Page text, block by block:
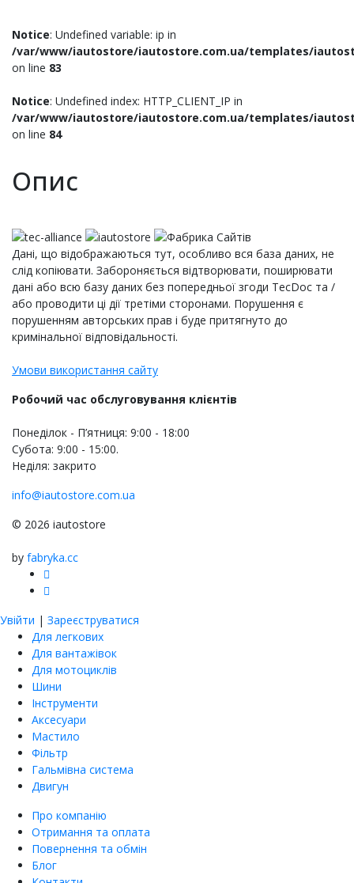
Notice: Undefined variable: ip in
/var/www/iautostore/iautostore.com.ua/templates/
on line 83
Notice: Undefined index: HTTP_CLIENT_IP in
/var/www/iautostore/iautostore.com.ua/templates/
on line 84
Опис
Дані, що відображаються тут, особливо вся база даних, не
слід копіювати. Забороняється відтворювати, поширювати
дані або всю базу даних без попередньої згоди TecDoc та /
або проводити ці дії третіми сторонами. Порушення є
порушенням авторських прав і буде притягнуто до
кримінальної відповідальності.
Умови використання сайту
Робочий час обслуговування клієнтів
Понеділок - П’ятниця: 9:00 - 18:00
Субота: 9:00 - 15:00.
Неділя: закрито
info@iautostore.com.ua
© 2026 iautostore
by fabryka.cc
Увійти | Зареєструватися
Для легкових
Для вантажівок
Для мотоциклів
Шини
Інструменти
Аксесуари
Мастило
Фільтр
Гальмівна система
Двигун
Про компанію
Отримання та оплата
Повернення та обмін
Блог